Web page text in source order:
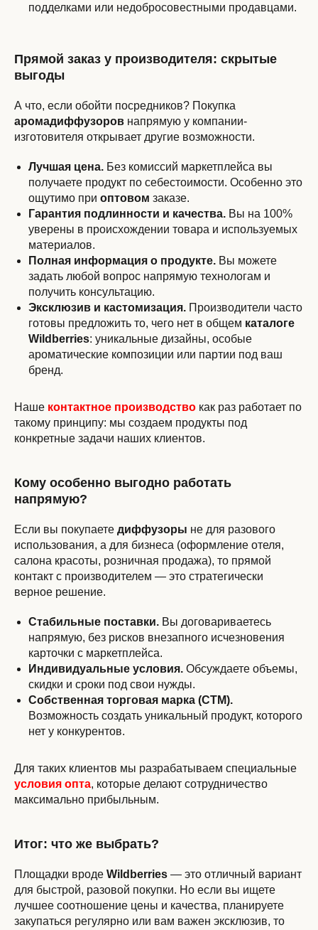
подделками или недобросовестными продавцами.
Прямой заказ у производителя: скрытые
выгоды
А что, если обойти посредников? Покупка
аромадиффузоров напрямую у компании-
изготовителя открывает другие возможности.
Лучшая цена. Без комиссий маркетплейса вы
получаете продукт по себестоимости. Особенно это
ощутимо при оптовом заказе.
Гарантия подлинности и качества. Вы на 100%
уверены в происхождении товара и используемых
материалов.
Полная информация о продукте. Вы можете
задать любой вопрос напрямую технологам и
получить консультацию.
Эксклюзив и кастомизация. Производители часто
готовы предложить то, чего нет в общем каталоге
Wildberries: уникальные дизайны, особые
ароматические композиции или партии под ваш
бренд.
Наше контактное производство как раз работает по
такому принципу: мы создаем продукты под
конкретные задачи наших клиентов.
Кому особенно выгодно работать
напрямую?
Если вы покупаете диффузоры не для разового
использования, а для бизнеса (оформление отеля,
салона красоты, розничная продажа), то прямой
контакт с производителем — это стратегически
верное решение.
Стабильные поставки. Вы договариваетесь
напрямую, без рисков внезапного исчезновения
карточки с маркетплейса.
Индивидуальные условия. Обсуждаете объемы,
скидки и сроки под свои нужды.
Собственная торговая марка (СТМ).
Возможность создать уникальный продукт, которого
нет у конкурентов.
Для таких клиентов мы разрабатываем специальные
условия опта, которые делают сотрудничество
максимально прибыльным.
Итог: что же выбрать?
Площадки вроде Wildberries — это отличный вариант
для быстрой, разовой покупки. Но если вы ищете
лучшее соотношение цены и качества, планируете
закупаться регулярно или вам важен эксклюзив, то